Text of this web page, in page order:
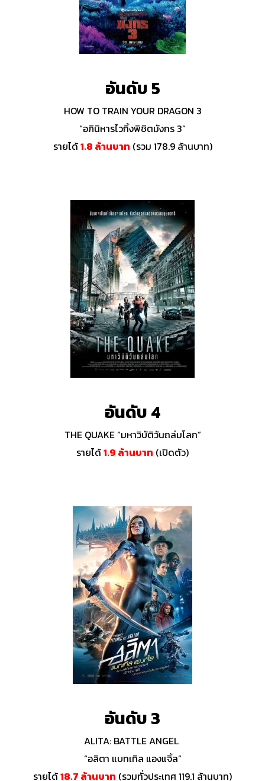
อันดับ 5
HOW TO TRAIN YOUR DRAGON 3
“อภินิหารไวกิ้งพิชิตมังกร 3”
รายได้1.8 ล้านบาท (รวม 178.9 ล้านบาท)
อันดับ 4
THE QUAKE“มหาวิบัติวันถล่มโลก”
รายได้1.9 ล้านบาท (เปิดตัว)
อันดับ 3
ALITA: BATTLE ANGEL
“อลิตา แบทเทิล แองแจิ้ล”
รายได้18.7 ล้านบาท (รวมทั่วประเทศ 119.1 ล้านบาท)